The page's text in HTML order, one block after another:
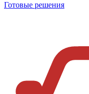
Готовые решения